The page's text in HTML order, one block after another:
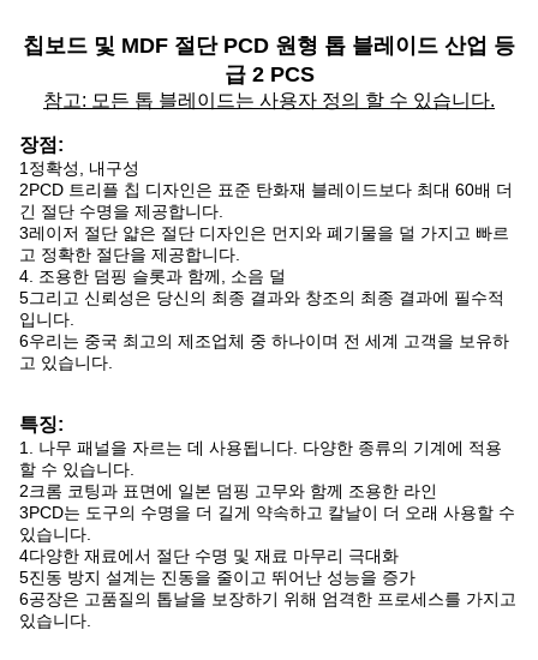
칩보드 및 MDF 절단 PCD 원형 톱 블레이드 산업 등
급 2 PCS
참고: 모든 톱 블레이드는 사용자 정의 할 수 있습니다.
장점:
1정확성, 내구성
2PCD 트리플 칩 디자인은 표준 탄화재 블레이드보다 최대 60배 더
긴 절단 수명을 제공합니다.
3레이저 절단 얇은 절단 디자인은 먼지와 폐기물을 덜 가지고 빠르
고 정확한 절단을 제공합니다.
4. 조용한 덤핑 슬롯과 함께, 소음 덜
5그리고 신뢰성은 당신의 최종 결과와 창조의 최종 결과에 필수적
입니다.
6우리는 중국 최고의 제조업체 중 하나이며 전 세계 고객을 보유하
고 있습니다.
특징:
1. 나무 패널을 자르는 데 사용됩니다. 다양한 종류의 기계에 적용
할 수 있습니다.
2크롬 코팅과 표면에 일본 덤핑 고무와 함께 조용한 라인
3PCD는 도구의 수명을 더 길게 약속하고 칼날이 더 오래 사용할 수
있습니다.
4다양한 재료에서 절단 수명 및 재료 마무리 극대화
5진동 방지 설계는 진동을 줄이고 뛰어난 성능을 증가
6공장은 고품질의 톱날을 보장하기 위해 엄격한 프로세스를 가지고
있습니다.